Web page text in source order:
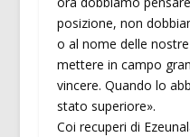
posizione, non
o al nome delle
mettere in campo
vincere. Quando lo
stato superiore».
Coi recuperi di